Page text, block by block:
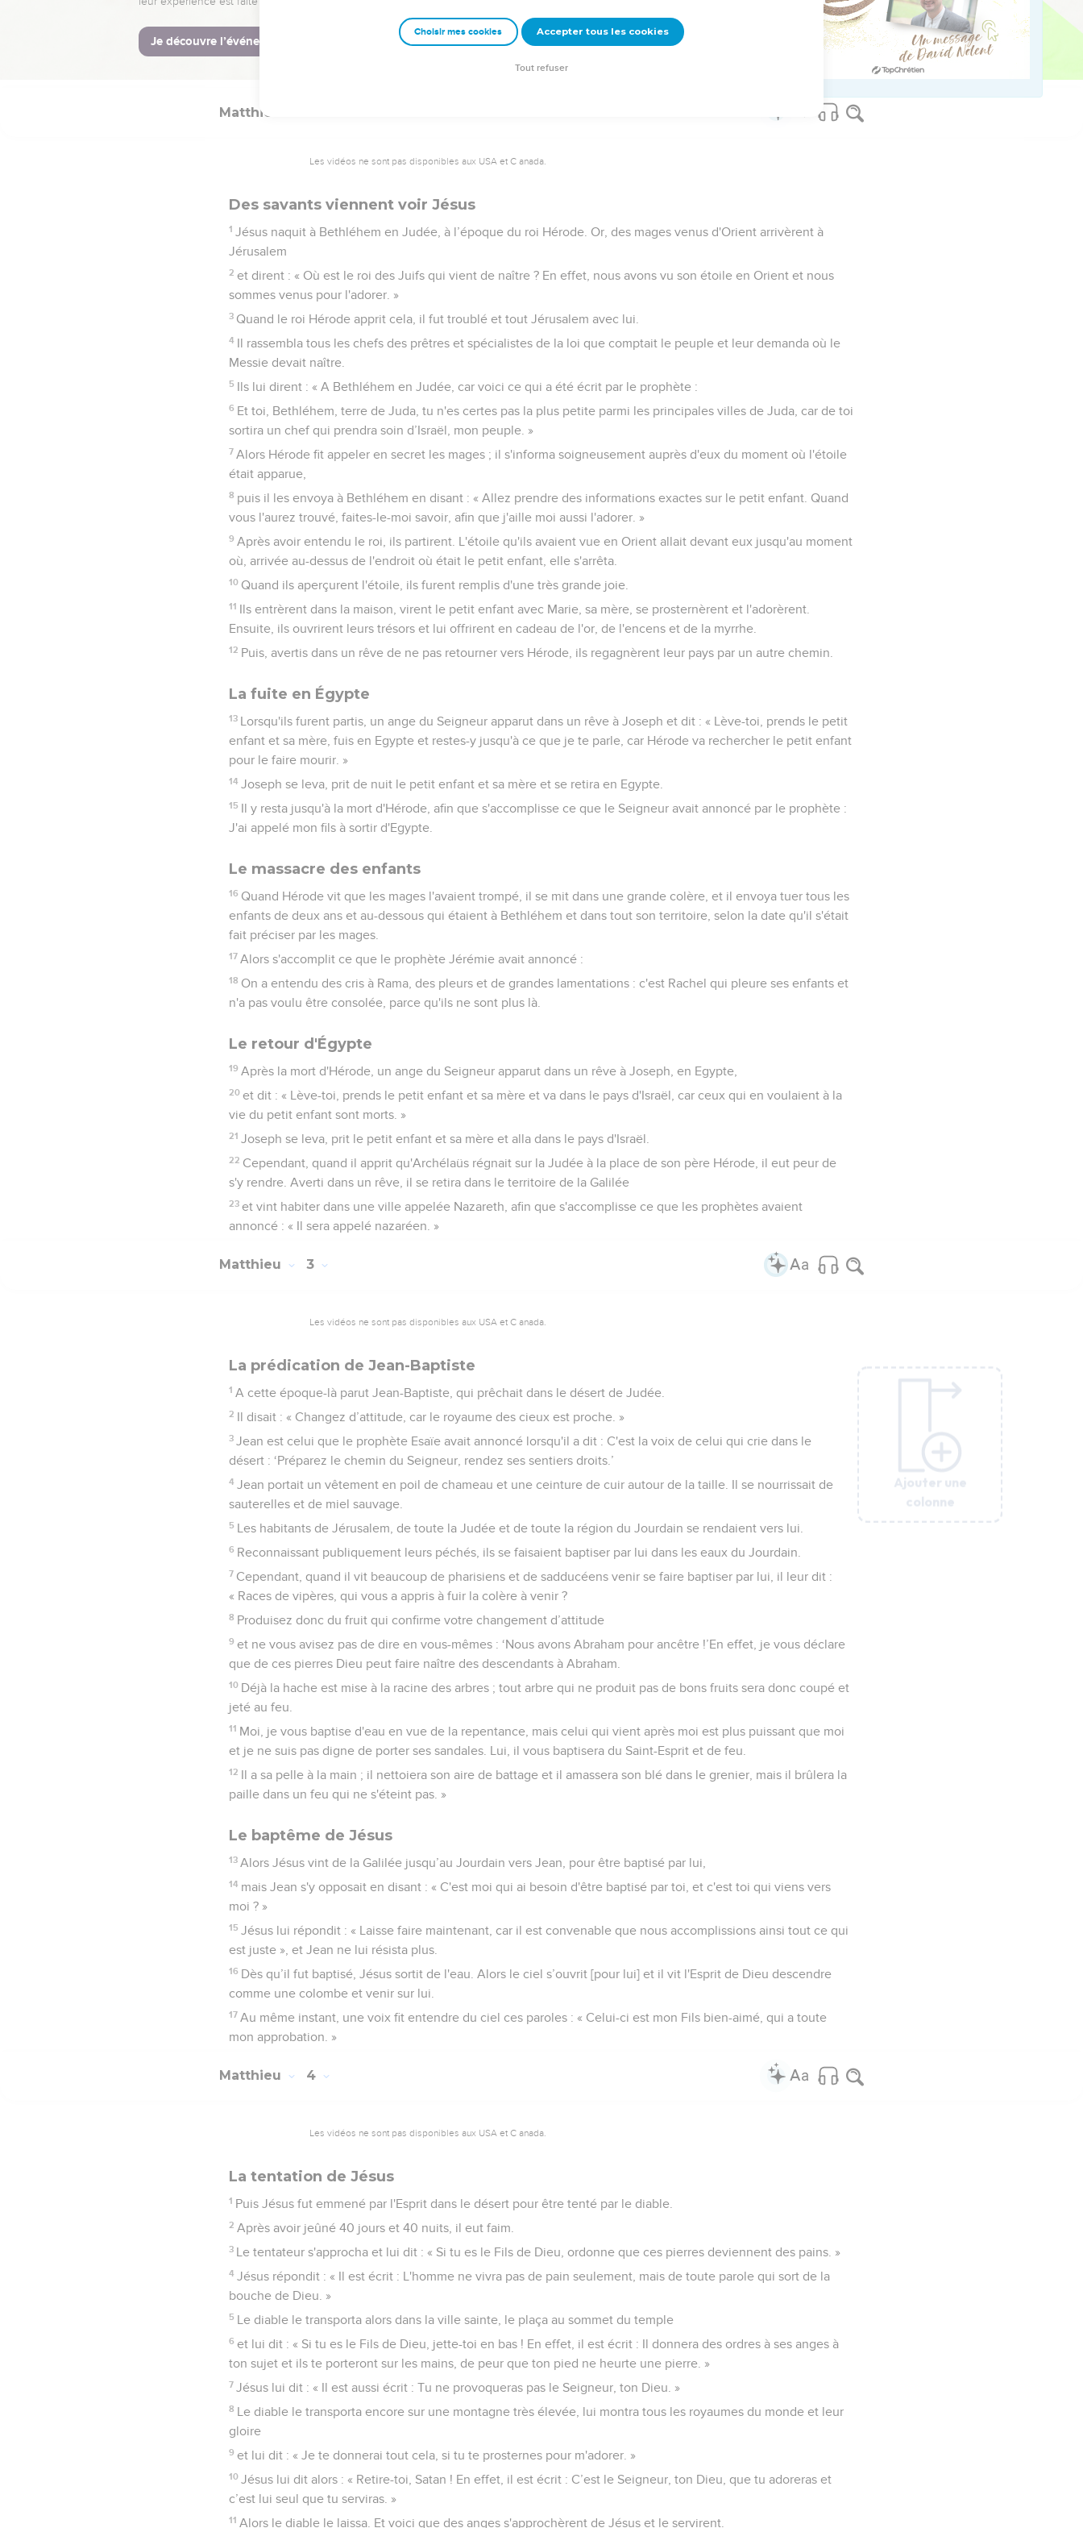
A son réveil, Joseph fit ce que l'ange du Seigneur lui avait ordonné et il prit sa femme chez lui,
25 mais il n'eut pas de relations conjugales avec elle jusqu'à ce qu'elle ait mis au monde un fils [premier-né]
Ajouter une
colonne
Matthieu
Les vidéos ne sont pas disponibles aux USA et C anada.
Des savants viennent voir Jésus
1 Jésus naquit à Bethléhem en Judée, à l’époque du roi Hérode. Or, des mages venus d'Orient arrivèrent à
Jérusalem
2 et dirent : « Où est le roi des Juifs qui vient de naître ? En effet, nous avons vu son étoile en Orient et nous
sommes venus pour l'adorer. »
3 Quand le roi Hérode apprit cela, il fut troublé et tout Jérusalem avec lui.
4 Il rassembla tous les chefs des prêtres et spécialistes de la loi que comptait le peuple et leur demanda où le
Messie devait naître.
5 Ils lui dirent : « A Bethléhem en Judée, car voici ce qui a été écrit par le prophète :
6 Et toi, Bethléhem, terre de Juda, tu n'es certes pas la plus petite parmi les principales villes de Juda, car de toi
sortira un chef qui prendra soin d’Israël, mon peuple. »
7 Alors Hérode fit appeler en secret les mages ; il s'informa soigneusement auprès d'eux du moment où l'étoile
était apparue,
8 puis il les envoya à Bethléhem en disant : « Allez prendre des informations exactes sur le petit enfant. Quand
vous l'aurez trouvé, faites-le-moi savoir, afin que j'aille moi aussi l'adorer. »
9 Après avoir entendu le roi, ils partirent. L'étoile qu'ils avaient vue en Orient allait devant eux jusqu'au moment
où, arrivée au-dessus de l'endroit où était le petit enfant, elle s'arrêta.
10 Quand ils aperçurent l'étoile, ils furent remplis d'une très grande joie.
11 Ils entrèrent dans la maison, virent le petit enfant avec Marie, sa mère, se prosternèrent et l'adorèrent.
Ensuite, ils ouvrirent leurs trésors et lui offrirent en cadeau de l'or, de l'encens et de la myrrhe.
12 Puis, avertis dans un rêve de ne pas retourner vers Hérode, ils regagnèrent leur pays par un autre chemin.
La fuite en Égypte
13 Lorsqu'ils furent partis, un ange du Seigneur apparut dans un rêve à Joseph et dit : « Lève-toi, prends le petit
enfant et sa mère, fuis en Egypte et restes-y jusqu'à ce que je te parle, car Hérode va rechercher le petit enfant
pour le faire mourir. »
14 Joseph se leva, prit de nuit le petit enfant et sa mère et se retira en Egypte.
15 Il y resta jusqu'à la mort d'Hérode, afin que s'accomplisse ce que le Seigneur avait annoncé par le prophète :
J'ai appelé mon fils à sortir d'Egypte.
Le massacre des enfants
16 Quand Hérode vit que les mages l'avaient trompé, il se mit dans une grande colère, et il envoya tuer tous les
enfants de deux ans et au-dessous qui étaient à Bethléhem et dans tout son territoire, selon la date qu'il s'était
fait préciser par les mages.
17 Alors s'accomplit ce que le prophète Jérémie avait annoncé :
18 On a entendu des cris à Rama, des pleurs et de grandes lamentations : c'est Rachel qui pleure ses enfants et
n'a pas voulu être consolée, parce qu'ils ne sont plus là.
Le retour d'Égypte
19 Après la mort d'Hérode, un ange du Seigneur apparut dans un rêve à Joseph, en Egypte,
20 et dit : « Lève-toi, prends le petit enfant et sa mère et va dans le pays d'Israël, car ceux qui en voulaient à la
vie du petit enfant sont morts. »
21 Joseph se leva, prit le petit enfant et sa mère et alla dans le pays d'Israël.
22 Cependant, quand il apprit qu'Archélaüs régnait sur la Judée à la place de son père Hérode, il eut peur de
s'y rendre. Averti dans un rêve, il se retira dans le territoire de la Galilée
23 et vint habiter dans une ville appelée Nazareth, afin que s'accomplisse ce que les prophètes avaient
annoncé : « Il sera appelé nazaréen. »
Ajouter une
colonne
Matthieu 3
Les vidéos ne sont pas disponibles aux USA et C anada.
La prédication de Jean-Baptiste
1 A cette époque-là parut Jean-Baptiste, qui prêchait dans le désert de Judée.
2 Il disait : « Changez d’attitude, car le royaume des cieux est proche. »
3 Jean est celui que le prophète Esaïe avait annoncé lorsqu'il a dit : C'est la voix de celui qui crie dans le
désert : ‘Préparez le chemin du Seigneur, rendez ses sentiers droits.’
4 Jean portait un vêtement en poil de chameau et une ceinture de cuir autour de la taille. Il se nourrissait de
sauterelles et de miel sauvage.
5 Les habitants de Jérusalem, de toute la Judée et de toute la région du Jourdain se rendaient vers lui.
6 Reconnaissant publiquement leurs péchés, ils se faisaient baptiser par lui dans les eaux du Jourdain.
7 Cependant, quand il vit beaucoup de pharisiens et de sadducéens venir se faire baptiser par lui, il leur dit :
« Races de vipères, qui vous a appris à fuir la colère à venir ?
8 Produisez donc du fruit qui confirme votre changement d’attitude
9 et ne vous avisez pas de dire en vous-mêmes : ‘Nous avons Abraham pour ancêtre !’En effet, je vous déclare
que de ces pierres Dieu peut faire naître des descendants à Abraham.
10 Déjà la hache est mise à la racine des arbres ; tout arbre qui ne produit pas de bons fruits sera donc coupé et
jeté au feu.
11 Moi, je vous baptise d'eau en vue de la repentance, mais celui qui vient après moi est plus puissant que moi
et je ne suis pas digne de porter ses sandales. Lui, il vous baptisera du Saint-Esprit et de feu.
12 Il a sa pelle à la main ; il nettoiera son aire de battage et il amassera son blé dans le grenier, mais il brûlera la
paille dans un feu qui ne s'éteint pas. »
Le baptême de Jésus
13 Alors Jésus vint de la Galilée jusqu’au Jourdain vers Jean, pour être baptisé par lui,
14 mais Jean s'y opposait en disant : « C'est moi qui ai besoin d'être baptisé par toi, et c'est toi qui viens vers
moi ? »
15 Jésus lui répondit : « Laisse faire maintenant, car il est convenable que nous accomplissions ainsi tout ce qui
est juste », et Jean ne lui résista plus.
16 Dès qu’il fut baptisé, Jésus sortit de l'eau. Alors le ciel s’ouvrit [pour lui] et il vit l'Esprit de Dieu descendre
comme une colombe et venir sur lui.
17 Au même instant, une voix fit entendre du ciel ces paroles : « Celui-ci est mon Fils bien-aimé, qui a toute
mon approbation. »
Ajouter une
colonne
Matthieu 4
Les vidéos ne sont pas disponibles aux USA et C anada.
La tentation de Jésus
1 Puis Jésus fut emmené par l'Esprit dans le désert pour être tenté par le diable.
2 Après avoir jeûné 40 jours et 40 nuits, il eut faim.
3 Le tentateur s'approcha et lui dit : « Si tu es le Fils de Dieu, ordonne que ces pierres deviennent des pains. »
4 Jésus répondit : « Il est écrit : L'homme ne vivra pas de pain seulement, mais de toute parole qui sort de la
bouche de Dieu. »
5 Le diable le transporta alors dans la ville sainte, le plaça au sommet du temple
6 et lui dit : « Si tu es le Fils de Dieu, jette-toi en bas ! En effet, il est écrit : Il donnera des ordres à ses anges à
ton sujet et ils te porteront sur les mains, de peur que ton pied ne heurte une pierre. »
7 Jésus lui dit : « Il est aussi écrit : Tu ne provoqueras pas le Seigneur, ton Dieu. »
8 Le diable le transporta encore sur une montagne très élevée, lui montra tous les royaumes du monde et leur
gloire
9 et lui dit : « Je te donnerai tout cela, si tu te prosternes pour m'adorer. »
10 Jésus lui dit alors : « Retire-toi, Satan ! En effet, il est écrit : C’est le Seigneur, ton Dieu, que tu adoreras et
c’est lui seul que tu serviras. »
11 Alors le diable le laissa. Et voici que des anges s'approchèrent de Jésus et le servirent.
Ajouter une
colonne
Ajouter une
colonne
Choisir mes cookies Accepter tous les cookies
Tout refuser